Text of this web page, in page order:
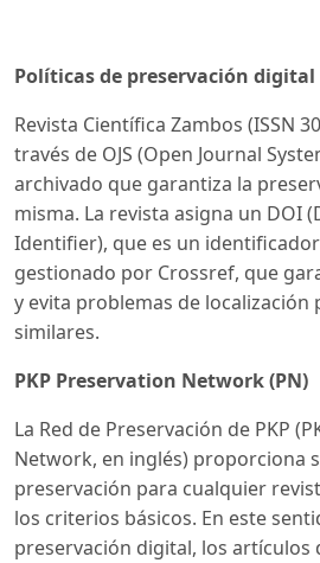
Políticas de preservación digital
Revista Científica Zambos (ISSN
través de OJS (Open Journal
archivado que garantiza la
misma. La revista asigna un DOI
Identifier), que es un
gestionado por Crossref, que
y evita problemas de localización
similares.
PKP Preservation Network (PN)
La Red de Preservación de PKP
Network, en inglés) proporciona
preservación para cualquier
los criterios básicos. En este
preservación digital, los artículos